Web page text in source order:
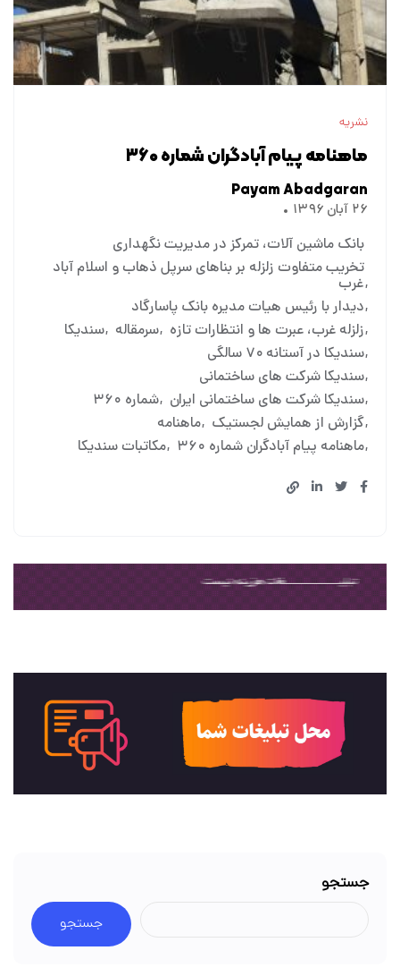
نشریه
ماهنامه پیام آبادگران شماره ۳۶۰
Payam Abadgaran
۲۶ آبان ۱۳۹۶
بانک ماشین آلات، تمرکز در مدیریت نگهداری
تخریب متفاوت زلزله بر بناهای سرپل ذهاب و اسلام آباد
غرب
دیدار با رئیس هیات مدیره بانک پاسارگاد
زلزله غرب، عبرت ها و انتظارات تازه سرمقاله سندیکا
سندیکا در آستانه ۷۰ سالگی
سندیکا شرکت های ساختمانی
سندیکا شرکت های ساختمانی ایران شماره ۳۶۰
گزارش از همایش لجستیک ماهنامه
ماهنامه پیام آبادگران شماره ۳۶۰
مکاتبات سندیکا
جستجو
جستجو